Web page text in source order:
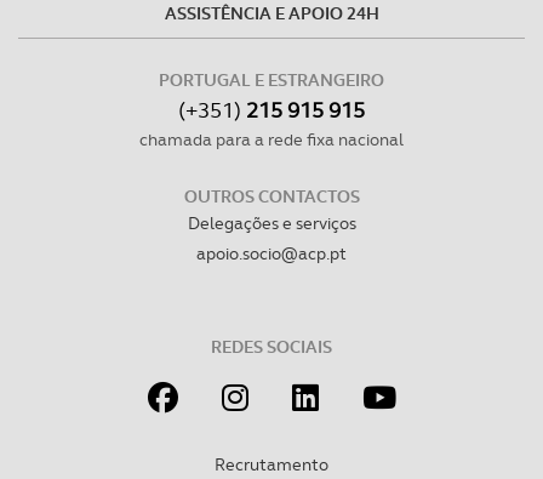
ASSISTÊNCIA E APOIO 24H
PORTUGAL E ESTRANGEIRO
(+351) 215 915 915
chamada para a rede fixa nacional
OUTROS CONTACTOS
Delegações e serviços
apoio.socio@acp.pt
REDES SOCIAIS
Recrutamento